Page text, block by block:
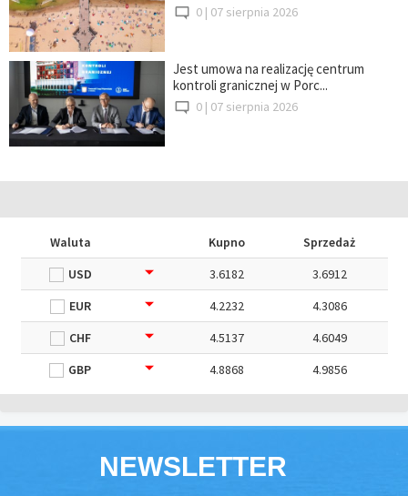
0 | 07 sierpnia 2026
Jest umowa na realizację centrum
kontroli granicznej w Porc...
0 | 07 sierpnia 2026
Waluta Kupno
Sprzedaż
USD
3.6182
3.6912
EUR
4.2232
4.3086
CHF
4.5137
4.6049
GBP
4.8868 4.9856
NEWSLETTER